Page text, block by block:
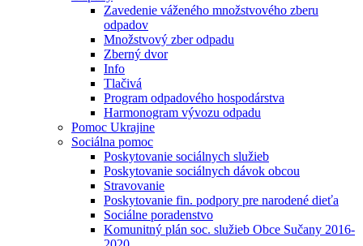
Zavedenie váženého množstvového zberu
odpadov
Množstvový zber odpadu
Zberný dvor
Info
Tlačivá
Program odpadového hospodárstva
Harmonogram vývozu odpadu
Pomoc Ukrajine
Sociálna pomoc
Poskytovanie sociálnych služieb
Poskytovanie sociálnych dávok obcou
Stravovanie
Poskytovanie fin. podpory pre narodené dieťa
Sociálne poradenstvo
Komunitný plán soc. služieb Obce Sučany 2016-